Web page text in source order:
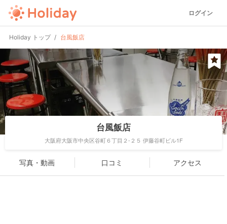
ログイン
Holiday トップ 台風飯店
台風飯店
大阪府大阪市中央区谷町６丁目２-２５ 伊藤谷町ビル1F
写真・動画 口コミ アクセス